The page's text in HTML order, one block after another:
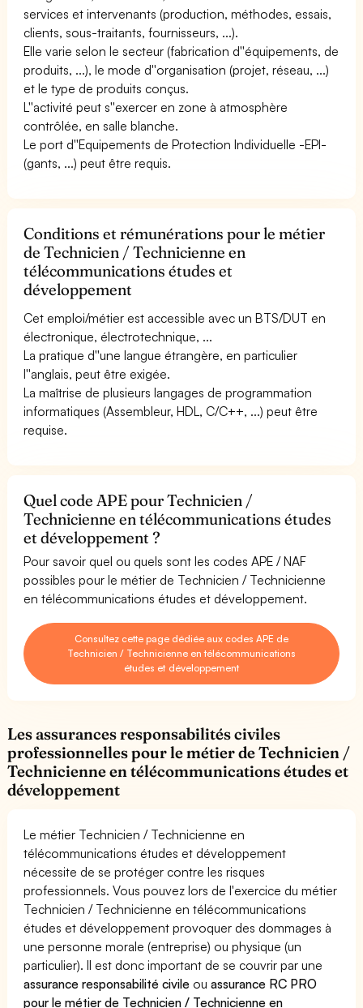
services et intervenants (production, méthodes, essais,
clients, sous-traitants, fournisseurs, ...).
Elle varie selon le secteur (fabrication d''équipements, de
produits, ...), le mode d''organisation (projet, réseau, ...)
et le type de produits conçus.
L''activité peut s''exercer en zone à atmosphère
contrôlée, en salle blanche.
Le port d''Equipements de Protection Individuelle -EPI-
(gants, ...) peut être requis.
Conditions et rémunérations pour le métier
de Technicien / Technicienne en
télécommunications études et
développement
Cet emploi/métier est accessible avec un BTS/DUT en
électronique, électrotechnique, ...
La pratique d''une langue étrangère, en particulier
l''anglais, peut être exigée.
La maîtrise de plusieurs langages de programmation
informatiques (Assembleur, HDL, C/C++, ...) peut être
requise.
Quel code APE pour Technicien /
Technicienne en télécommunications études
et développement ?
Pour savoir quel ou quels sont les codes APE / NAF
possibles pour le métier de Technicien / Technicienne
en télécommunications études et développement.
Consultez cette page dédiée aux codes APE de
Technicien / Technicienne en télécommunications
études et développement
Les assurances responsabilités civiles
professionnelles pour le métier de Technicien /
Technicienne en télécommunications études et
développement
Le métier Technicien / Technicienne en
télécommunications études et développement
nécessite de se protéger contre les risques
professionnels. Vous pouvez lors de l'exercice du métier
Technicien / Technicienne en télécommunications
études et développement provoquer des dommages à
une personne morale (entreprise) ou physique (un
particulier). Il est donc important de se couvrir par une
assurance responsabilité civile ouassurance RC PRO
pour le métier de Technicien / Technicienne en